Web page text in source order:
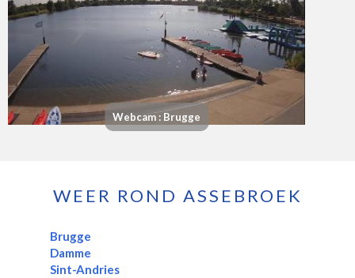
Webcam : Brugge
WEER ROND ASSEBROEK
Brugge
Damme
Sint-Andries